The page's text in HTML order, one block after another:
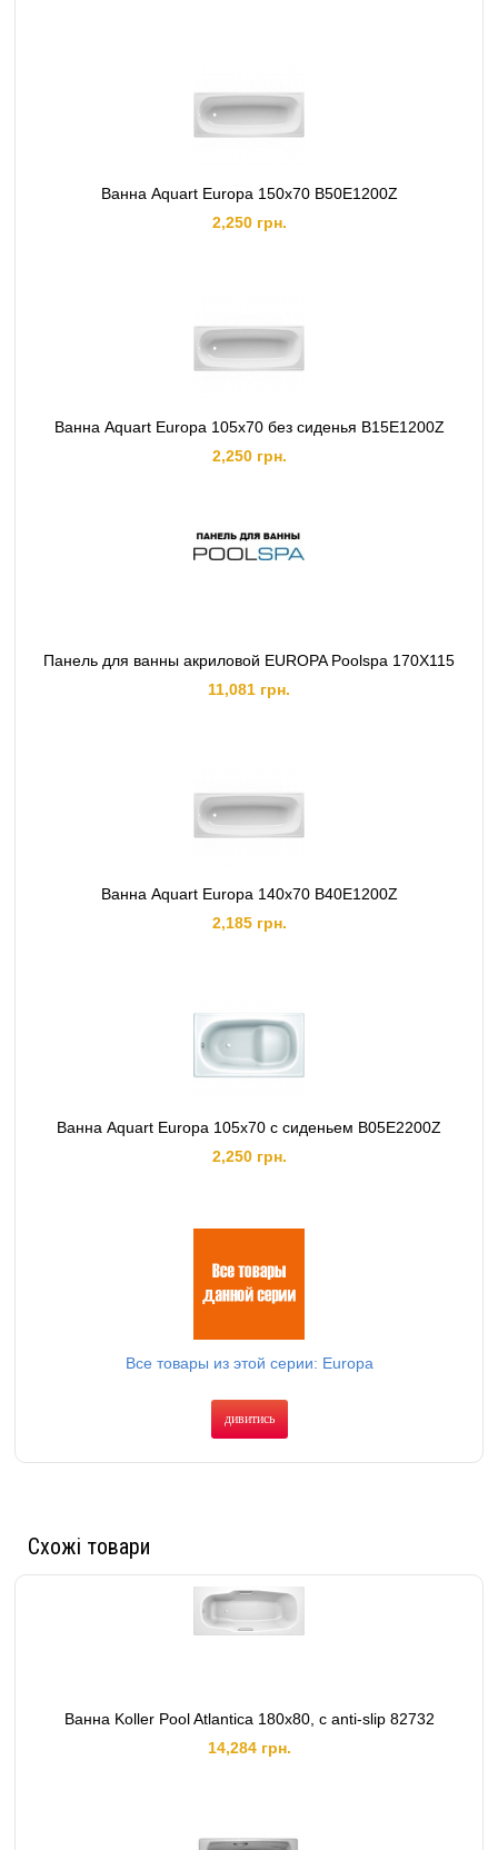
Ванна Aquart Europa 150х70 B50E1200Z
2,250 грн.
Ванна Aquart Europa 105х70 без сиденья B15E1200Z
2,250 грн.
Панель для ванны акриловой EUROPA Poolspa 170X115
11,081 грн.
Ванна Aquart Europa 140х70 B40E1200Z
2,185 грн.
Ванна Aquart Europa 105х70 с сиденьем B05E2200Z
2,250 грн.
Все товары из этой серии: Europa
дивитись
Схожі товари
Ванна Koller Pool Atlantica 180x80, с anti-slip 82732
14,284 грн.